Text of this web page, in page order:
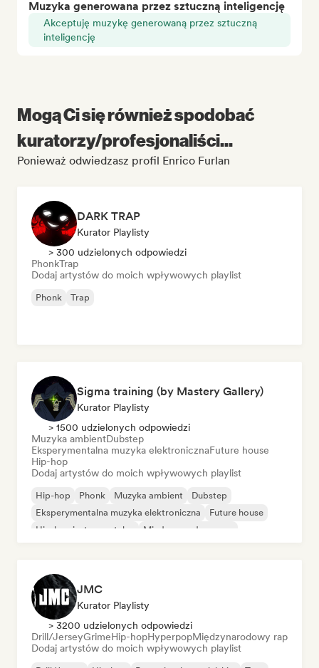
Muzyka generowana przez sztuczną inteligencję
Akceptuję muzykę generowaną przez sztuczną
inteligencję
Mogą Ci się również spodobać
kuratorzy/profesjonaliści...
Ponieważ odwiedzasz profil Enrico Furlan
DARK TRAP
Kurator Playlisty
> 300 udzielonych odpowiedzi
PhonkTrap
Dodaj artystów do moich wpływowych playlist
Phonk Trap
Sigma training (by Mastery Gallery)
Kurator Playlisty
> 1500 udzielonych odpowiedzi
Muzyka ambientDubstep
Eksperymentalna muzyka elektronicznaFuture house
Hip-hop
Dodaj artystów do moich wpływowych playlist
Hip-hop Phonk Muzyka ambient
Dubstep
Eksperymentalna muzyka elektroniczna
Future house
Hip-hop instrumentalny
Międzynarodowy rap
JMC
Kurator Playlisty
> 3200 udzielonych odpowiedzi
Drill/JerseyGrimeHip-hopHyperpopMiędzynarodowy rap
Dodaj artystów do moich wpływowych playlist